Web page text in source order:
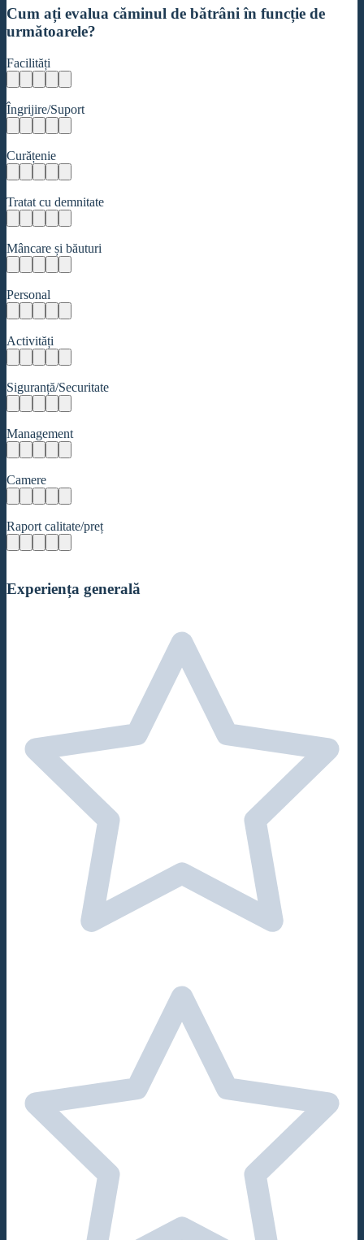
Cum ați evalua căminul de bătrâni în funcție de
următoarele?
Facilități
Îngrijire/Suport
Curățenie
Tratat cu demnitate
Mâncare și băuturi
Personal
Activități
Siguranță/Securitate
Management
Camere
Raport calitate/preț
Experiența generală